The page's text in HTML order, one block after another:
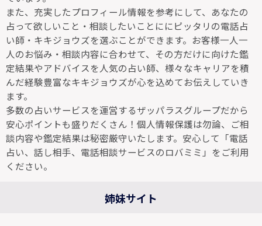
また、充実したプロフィール情報を参考にして、あなたの
占って欲しいこと・相談したいことににピッタリの電話占
い師・キキジョウズを選ぶことができます。お客様一人一
人のお悩み・相談内容に合わせて、その方だけに向けた鑑
定結果やアドバイスを人気の占い師、様々なキャリアを積
んだ経験豊富なキキジョウズが心を込めてお伝えしていき
ます。
多数の占いサービスを運営するザッパラスグループだから
安心ポイントも盛りだくさん！個人情報保護は勿論、ご相
談内容や鑑定結果は秘密厳守いたします。安心して「電話
占い、話し相手、電話相談サービスのロバミミ」をご利用
ください。
姉妹サイト